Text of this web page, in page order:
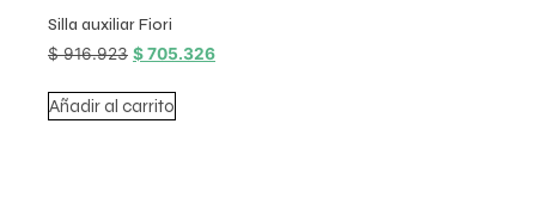
Silla auxiliar Fiori
$916.923 $705.326
Añadir al carrito